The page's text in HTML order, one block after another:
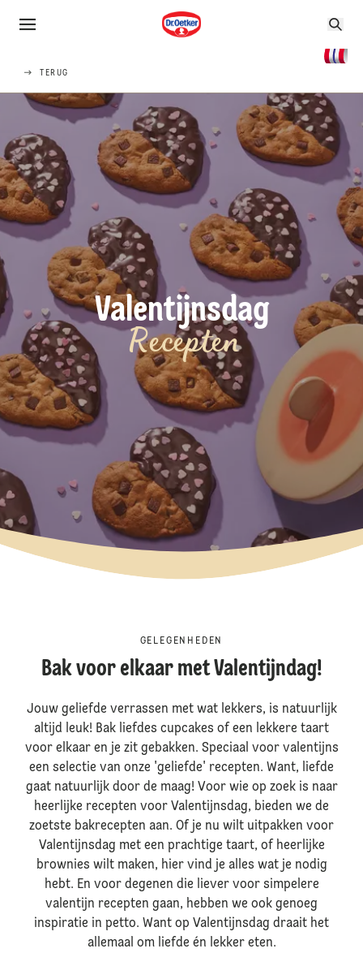
TERUG
Valentijnsdag
Recepten
GELEGENHEDEN
Bak voor elkaar met Valentijndag!
Jouw geliefde verrassen met wat lekkers, is natuurlijk
altijd leuk! Bak liefdes cupcakes of een lekkere taart
voor elkaar en je zit gebakken. Speciaal voor valentijns
een selectie van onze 'geliefde' recepten. Want, liefde
gaat natuurlijk door de maag! Voor wie op zoek is naar
heerlijke recepten voor Valentijnsdag, bieden we de
zoetste bakrecepten aan. Of je nu wilt uitpakken voor
Valentijnsdag met een prachtige taart, of heerlijke
brownies wilt maken, hier vind je alles wat je nodig
hebt. En voor degenen die liever voor simpelere
valentijn recepten gaan, hebben we ook genoeg
inspiratie in petto. Want op Valentijnsdag draait het
allemaal om liefde én lekker eten.